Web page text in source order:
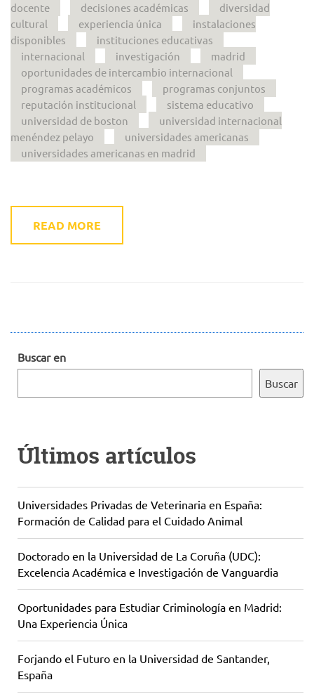
docente
decisiones académicas
diversidad
cultural
experiencia única
instalaciones
disponibles
instituciones educativas
internacional
investigación
madrid
oportunidades de intercambio internacional
programas académicos
programas conjuntos
reputación institucional
sistema educativo
universidad de boston
universidad internacional
menéndez pelayo
universidades americanas
universidades americanas en madrid
READ MORE
Buscar en
Buscar
Últimos artículos
Universidades Privadas de Veterinaria en España:
Formación de Calidad para el Cuidado Animal
Doctorado en la Universidad de La Coruña (UDC):
Excelencia Académica e Investigación de Vanguardia
Oportunidades para Estudiar Criminología en Madrid:
Una Experiencia Única
Forjando el Futuro en la Universidad de Santander,
España